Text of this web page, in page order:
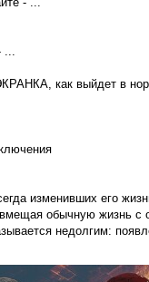
...
как выйдет в
изменивших его
обычную жизнь с
недолгим: